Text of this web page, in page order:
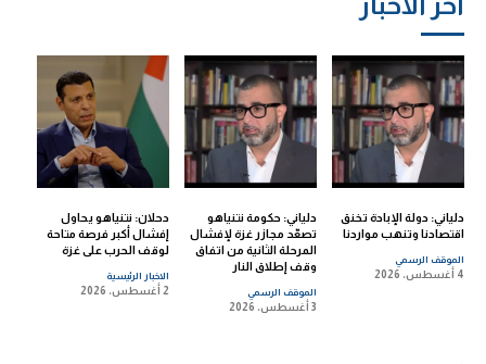
دلياني: دولة الإبادة تخنق
اقتصادنا وتنهب مواردنا
الموقف الرسمي
4 أغسطس، 2026
دلياني: حكومة نتنياهو
تصعّد مجازر غزة لإفشال
المرحلة الثانية من اتفاق
وقف إطلاق النار
الموقف الرسمي
3 أغسطس، 2026
دحلان: نتنياهو يحاول
إفشال أكبر فرصة متاحة
لوقف الحرب على غزة
الاخبار الرئيسية
2 أغسطس، 2026